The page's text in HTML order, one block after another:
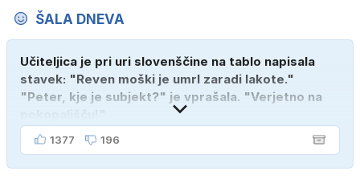
ŠALA DNEVA
Učiteljica je pri uri slovenščine na tablo napisala
stavek: "Reven moški je umrl zaradi lakote."
"Peter, kje je subjekt?" je vprašala. "Verjetno na
1377 196